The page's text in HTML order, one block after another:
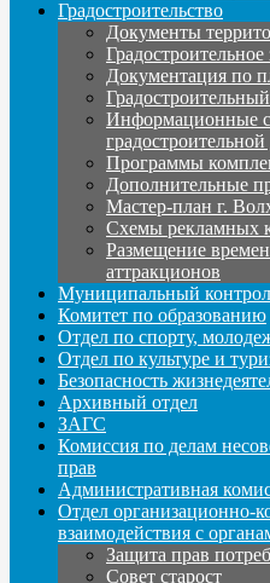
Градостроительство
Документы
Документация по
Информационные
градостроительной
Программы
Дополнительные
Мастер-план г.
Схемы рекламных
Размещение
аттракционов
Муниципальный
Комитет по образованию
Отдел по спорту,
Отдел по культуре и
Безопасность
Архивный отдел
ЗАГС
Комиссия по делам
прав
Административная
Отдел организационно-
взаимодействия с
Защита прав
Совет старост